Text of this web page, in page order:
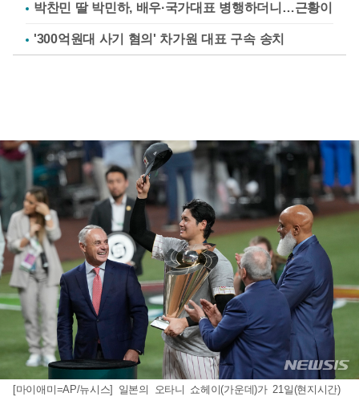
박찬민 딸 박민하, 배우·국가대표 병행하더니…근황이
'300억원대 사기 혐의' 차가원 대표 구속 송치
[마이애미=AP/뉴시스] 일본의 오타니 쇼헤이(가운데)가 21일(현지시간)